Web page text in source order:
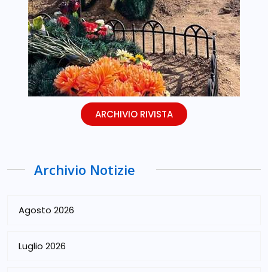
ARCHIVIO RIVISTA
Archivio Notizie
Agosto 2026
Luglio 2026